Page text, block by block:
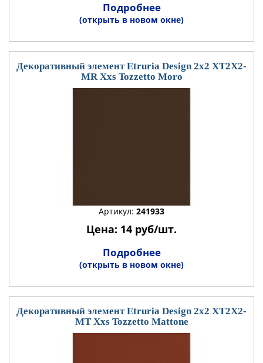
Подробнее
(открыть в новом окне)
Декоративный элемент Etruria Design 2x2 XT2X2-
MR Xxs Tozzetto Moro
Артикул: 241933
Цена: 14 руб/шт.
Подробнее
(открыть в новом окне)
Декоративный элемент Etruria Design 2x2 XT2X2-
MT Xxs Tozzetto Mattone